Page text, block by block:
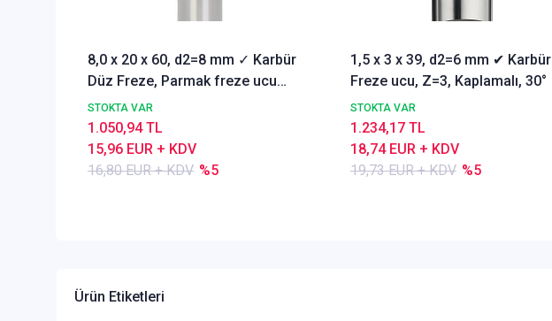
8,0 x 20 x 60, d2=8 mm ✓ Karbür
Düz Freze, Parmak freze ucu
Z=4,TiSiN Kaplamalı
STOKTA VAR
16,80 EUR + KDV %5
15,96 EUR + KDV
1.050,94 TL
1,5 x 3 x 39, d2=6 mm ✔ Karbür
Freze ucu, Z=3, Kaplamalı, 30°
STOKTA VAR
19,73 EUR + KDV %5
18,74 EUR + KDV
1.234,17 TL
Ürün Etiketleri